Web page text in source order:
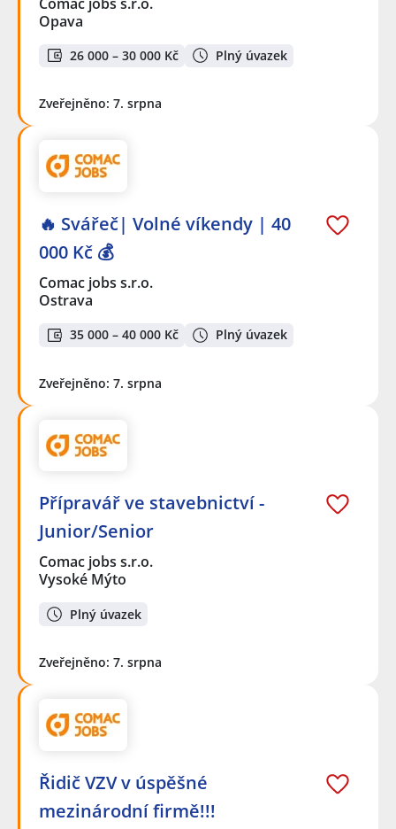
Opava
26 000 – 30 000 Kč Plný úvazek
Zveřejněno: 7. srpna
🔥 Svářeč| Volné víkendy | 40
000 Kč 💰
Comac jobs s.r.o.
Ostrava
35 000 – 40 000 Kč Plný úvazek
Zveřejněno: 7. srpna
Přípravář ve stavebnictví -
Junior/Senior
Comac jobs s.r.o.
Vysoké Mýto
Plný úvazek
Zveřejněno: 7. srpna
Řidič VZV v úspěšné
mezinárodní firmě!!!